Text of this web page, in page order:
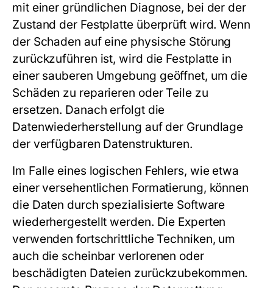
mit einer gründlichen Diagnose, bei der der
Zustand der Festplatte überprüft wird. Wenn
der Schaden auf eine physische Störung
zurückzuführen ist, wird die Festplatte in
einer sauberen Umgebung geöffnet, um die
Schäden zu reparieren oder Teile zu
ersetzen. Danach erfolgt die
Datenwiederherstellung auf der Grundlage
der verfügbaren Datenstrukturen.
Im Falle eines logischen Fehlers, wie etwa
einer versehentlichen Formatierung, können
die Daten durch spezialisierte Software
wiederhergestellt werden. Die Experten
verwenden fortschrittliche Techniken, um
auch die scheinbar verlorenen oder
beschädigten Dateien zurückzubekommen.